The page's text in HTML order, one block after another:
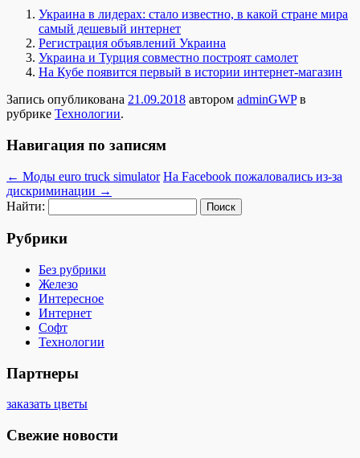
Украина в лидерах: стало известно, в какой стране мира
самый дешевый интернет
Регистрация объявлений Украина
Украина и Турция совместно построят самолет
На Кубе появится первый в истории интернет-магазин
Запись опубликована 21.09.2018 автором adminGWPв
рубрике Технологии.
Навигация по записям
← Моды euro truck simulator На Facebook пожаловались из-за
дискриминации →
Найти:
Рубрики
Без рубрики
Железо
Интересное
Интернет
Софт
Технологии
Партнеры
заказать цветы
Свежие новости